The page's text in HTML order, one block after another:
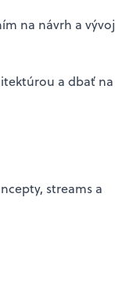
na návrh a vývoj
a dbať na
streams a